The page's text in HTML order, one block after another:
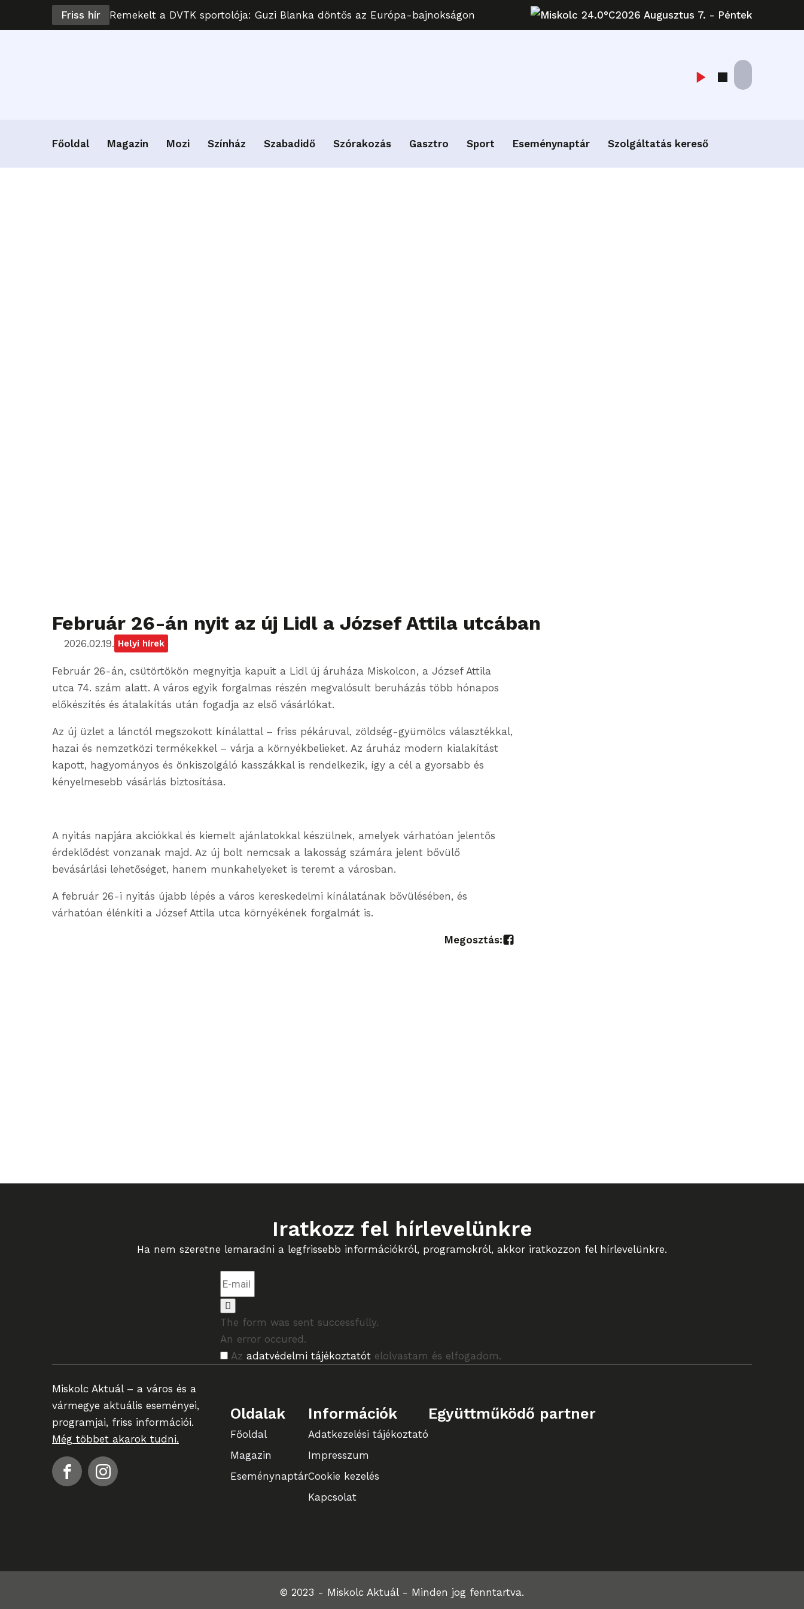
Friss hír Remekelt a DVTK sportolója: Guzi Blanka döntős az Európa-bajnokságon Miskolc 24.0°C2026 Augusztus 7. - Péntek
Főoldal Magazin Mozi Színház Szabadidő Szórakozás Gasztro Sport Eseménynaptár Szolgáltatás kereső
Február 26-án nyit az új Lidl a József Attila utcában
2026.02.19. Helyi hírek
Február 26-án, csütörtökön megnyitja kapuit a Lidl új áruháza Miskolcon, a József Attila
utca 74. szám alatt. A város egyik forgalmas részén megvalósult beruházás több hónapos
előkészítés és átalakítás után fogadja az első vásárlókat.
Az új üzlet a lánctól megszokott kínálattal – friss pékáruval, zöldség-gyümölcs választékkal,
hazai és nemzetközi termékekkel – várja a környékbelieket. Az áruház modern kialakítást
kapott, hagyományos és önkiszolgáló kasszákkal is rendelkezik, így a cél a gyorsabb és
kényelmesebb vásárlás biztosítása.
A nyitás napjára akciókkal és kiemelt ajánlatokkal készülnek, amelyek várhatóan jelentős
érdeklődést vonzanak majd. Az új bolt nemcsak a lakosság számára jelent bővülő
bevásárlási lehetőséget, hanem munkahelyeket is teremt a városban.
A február 26-i nyitás újabb lépés a város kereskedelmi kínálatának bővülésében, és
várhatóan élénkíti a József Attila utca környékének forgalmát is.
Megosztás:
Iratkozz fel hírlevelünkre
Ha nem szeretne lemaradni a legfrissebb információkról, programokról, akkor iratkozzon fel hírlevelünkre.
The form was sent successfully.
An error occured.
Az adatvédelmi tájékoztatót elolvastam és elfogadom.
Miskolc Aktuál – a város és a
vármegye aktuális eseményei,
programjai, friss információi.
Még többet akarok tudni.
Oldalak
Főoldal
Magazin
Eseménynaptár
Információk
Adatkezelési tájékoztató
Impresszum
Cookie kezelés
Kapcsolat
Együttműködő partner
© 2023 - Miskolc Aktuál - Minden jog fenntartva.